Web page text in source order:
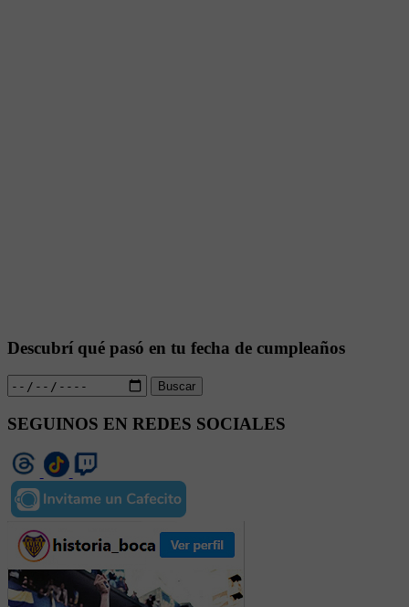
Descubrí qué pasó en tu fecha de cumpleaños
Buscar
SEGUINOS EN REDES SOCIALES